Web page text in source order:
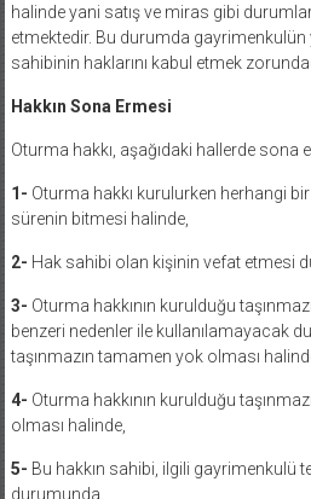
halinde yani satış ve miras gibi
etmektedir. Bu durumda gayrimenkulün
sahibinin haklarını kabul etmek
Hakkın Sona Ermesi
Oturma hakkı, aşağıdaki hallerde sona
1- Oturma hakkı kurulurken herhangi
sürenin bitmesi halinde,
2- Hak sahibi olan kişinin vefat etmesi
3- Oturma hakkının kurulduğu
benzeri nedenler ile kullanılamayacak
taşınmazın tamamen yok olması
4- Oturma hakkının kurulduğu
olması halinde,
5- Bu hakkın sahibi, ilgili gayrimenkulü
durumunda,